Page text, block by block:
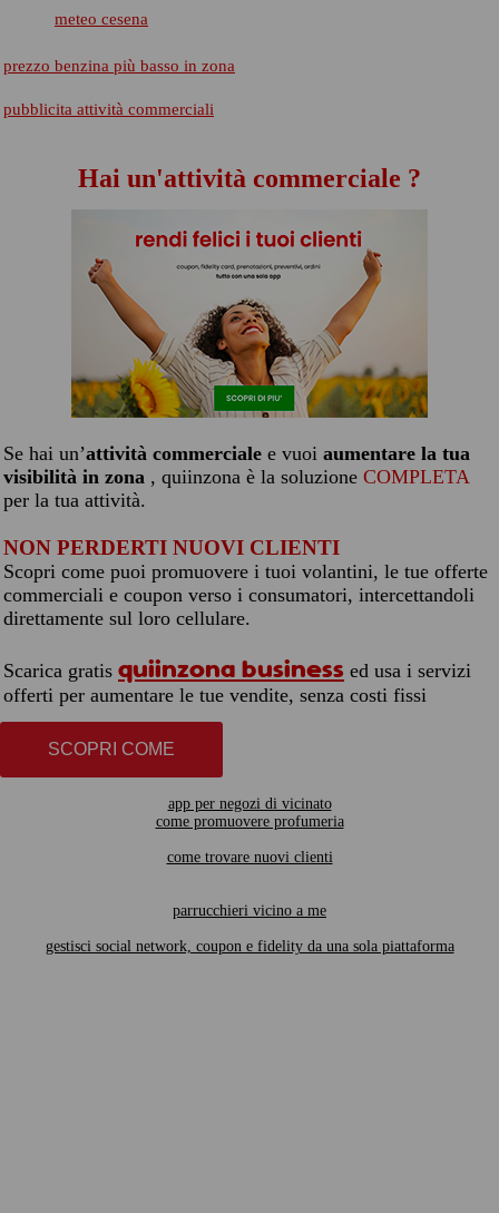
meteo cesena
prezzo benzina più basso in zona
pubblicita attività commerciali
Hai un'attività commerciale ?
Se hai un’attività commerciale e vuoi aumentare la tua
visibilità in zona , quiinzona è la soluzione COMPLETA
per la tua attività.
NON PERDERTI NUOVI CLIENTI
Scopri come puoi promuovere i tuoi volantini, le tue offerte
commerciali e coupon verso i consumatori, intercettandoli
direttamente sul loro cellulare.
Scarica gratis quiinzona business ed usa i servizi
offerti per aumentare le tue vendite, senza costi fissi
SCOPRI COME
app per negozi di vicinato
come promuovere profumeria
come trovare nuovi clienti
parrucchieri vicino a me
gestisci social network, coupon e fidelity da una sola piattaforma